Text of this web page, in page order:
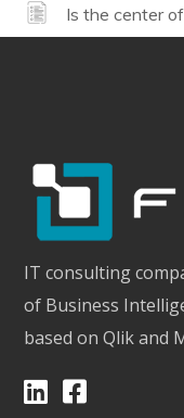
Is the center
IT consulting
of Business
based on Qlik and